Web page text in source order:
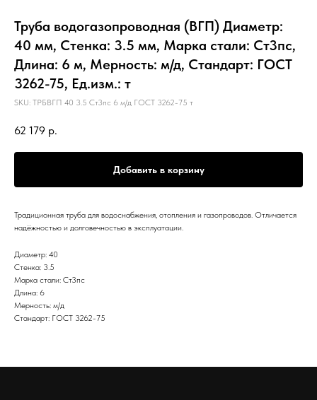
Труба водогазопроводная (ВГП) Диаметр:
40 мм, Стенка: 3.5 мм, Марка стали: Ст3пс,
Длина: 6 м, Мерность: м/д, Стандарт: ГОСТ
3262-75, Ед.изм.: т
SKU: ТРБВГП 40 3.5 Ст3пс 6 м/д ГОСТ 3262-75 т
62 179 р.
Добавить в корзину
Традиционная труба для водоснабжения, отопления и газопроводов. Отличается
надёжностью и долговечностью в эксплуатации.
Диаметр: 40
Стенка: 3.5
Марка стали: Ст3пс
Длина: 6
Мерность: м/д
Стандарт: ГОСТ 3262-75